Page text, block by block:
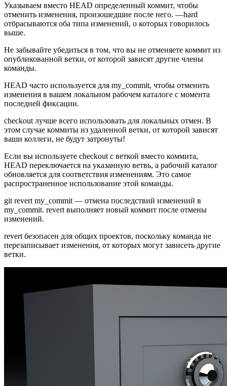
Указываем вместо HEAD определенный коммит, чтобы
отменить изменения, произошедшие после него. —hard
отбрасываются оба типа изменений, о которых говорилось
выше.
Не забывайте убедиться в том, что вы не отменяете коммит из
опубликованной ветки, от которой зависят другие члены
команды.
HEAD часто используется для my_commit, чтобы отменить
изменения в вашем локальном рабочем каталоге с момента
последней фиксации.
checkout лучше всего использовать для локальных отмен. В
этом случае коммиты из удаленной ветки, от которой зависят
ваши коллеги, не будут затронуты!
Если вы используете checkout с веткой вместо коммита,
HEAD переключается на указанную ветвь, а рабочий каталог
обновляется для соответствия изменениям. Это самое
распространенное использование этой команды.
git revert my_commit — отмена последствий изменений в
my_commit. revert выполняет новый коммит после отмены
изменений.
revert безопасен для общих проектов, поскольку команда не
перезаписывает изменения, от которых могут зависеть другие
ветки.